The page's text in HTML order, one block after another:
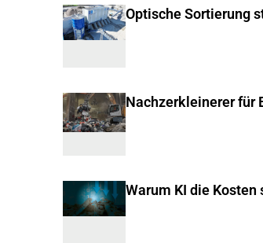
Optische Sortierung
Nachzerkleinerer für
Warum KI die Kosten